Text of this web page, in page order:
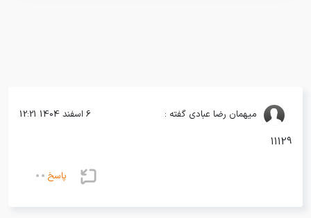
میهمان رضا عبادی گفته : 6 اسفند 1404 12:21
11129
پاسخ